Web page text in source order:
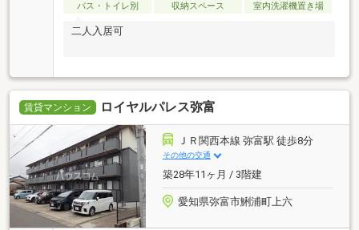
バス・トイレ別
収納スペース 室内洗濯機置き場
二人入居可
賃貸マンション ロイヤルパレス弥富
ＪＲ関西本線 弥富駅 徒歩8分
その他の交通
築28年11ヶ月 / 3階建
愛知県弥富市鯏浦町上六